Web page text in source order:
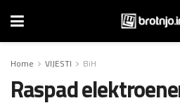
Home VIJESTI BiH
Raspad